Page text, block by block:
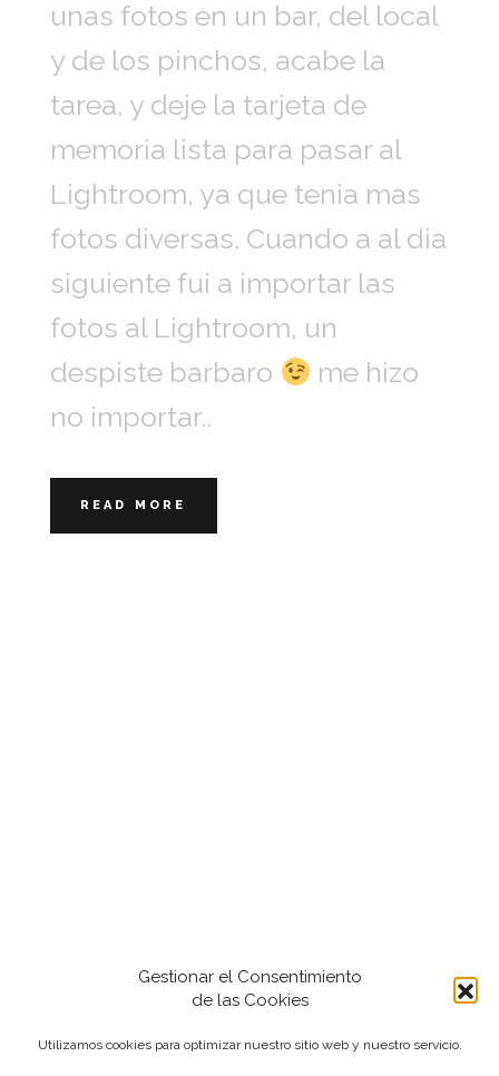
Gestionar el Consentimiento
de las Cookies
Utilizamos cookies para optimizar nuestro sitio web y nuestro servicio.
unas fotos en un bar, del local
y de los pinchos, acabe la
tarea, y deje la tarjeta de
memoria lista para pasar al
Lightroom, ya que tenia mas
fotos diversas. Cuando a al dia
siguiente fui a importar las
fotos al Lightroom, un
despiste barbaro
me hizo
no importar..
READ MORE